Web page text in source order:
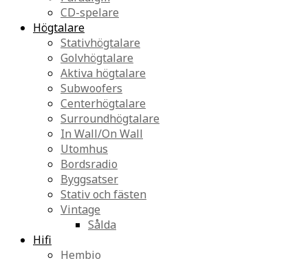
CD-spelare
Högtalare
Stativhögtalare
Golvhögtalare
Aktiva högtalare
Subwoofers
Centerhögtalare
Surroundhögtalare
In Wall/On Wall
Utomhus
Bordsradio
Byggsatser
Stativ och fästen
Vintage
Sålda
Hifi
Hembio